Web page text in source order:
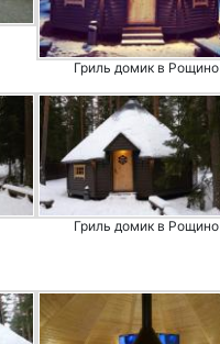
Гриль домик в Рощино
Гриль домик в Рощино